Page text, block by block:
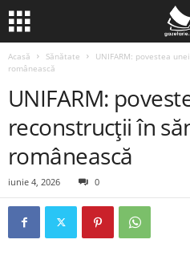
Acasă Sănătate
UNIFARM: povestea
românească
UNIFARM:
reconstrucții în
românească
iunie 4, 2026 0